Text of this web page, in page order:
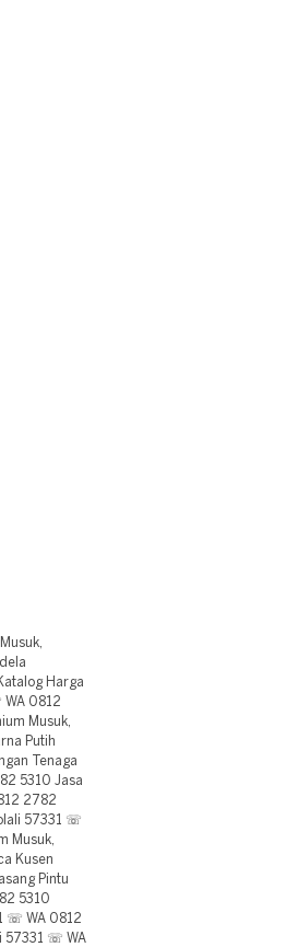
Harga
WA 0812
Musuk,
Putih
Tenaga
5310 Jasa
2782
57331 ☏
Musuk,
Kusen
Pintu
5310
☏ WA 0812
57331 ☏ WA